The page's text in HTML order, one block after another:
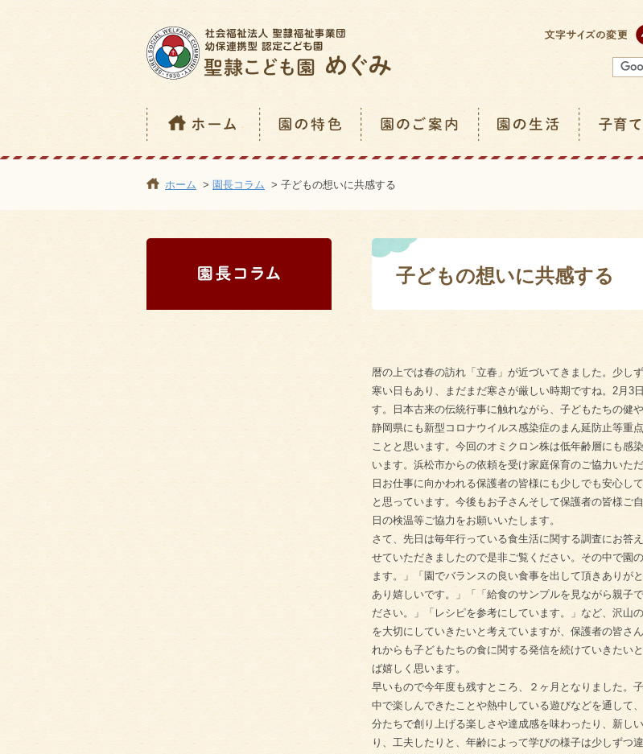
ホーム > 園長コラム > 子どもの想いに共感する
子どもの想いに共感する
暦の上では春の訪れ「立春」が近づいてきました。少し
寒い日もあり、まだまだ寒さが厳しい時期ですね。2月3
す。日本古来の伝統行事に触れながら、子どもたちの健
静岡県にも新型コロナウイルス感染症のまん延防止等重
ことと思います。今回のオミクロン株は低年齢層にも感
います。浜松市からの依頼を受け家庭保育のご協力いた
日お仕事に向かわれる保護者の皆様にも少しでも安心し
と思っています。今後もお子さんそして保護者の皆様ご
日の検温等ご協力をお願いいたします。
さて、先日は毎年行っている食生活に関する調査にお答
せていただきましたので是非ご覧ください。その中で園
ます。」「園でバランスの良い食事を出して頂きありが
あり嬉しいです。」「「給食のサンプルを見ながら親子
ださい。」「レシピを参考にしています。」など、沢山
を大切にしていきたいと考えていますが、保護者の皆さ
れからも子どもたちの食に関する発信を続けていきたい
ば嬉しく思います。
早いもので今年度も残すところ、２ヶ月となりました。
中で楽しんできたことや熱中している遊びなどを通して
分たちで創り上げる楽しさや達成感を味わったり、新し
り、工夫したりと、年齢によって学びの様子は少しずつ